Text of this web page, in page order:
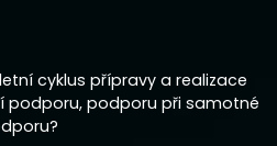
cyklus přípravy a realizace
podporu, podporu při samotné